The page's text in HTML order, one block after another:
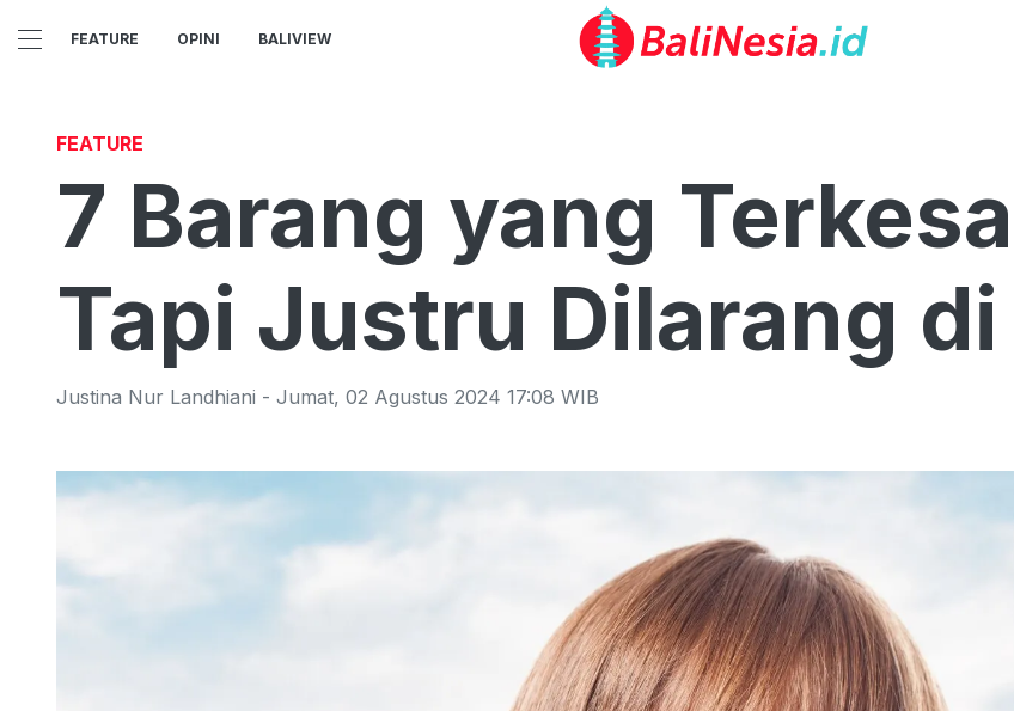
FEATURE OPINI BALIVIEW
FEATURE
7 Barang yang
Tapi Justru Dilarang
Justina Nur Landhiani - Jumat, 02 Agustus 2024 17:08 WIB